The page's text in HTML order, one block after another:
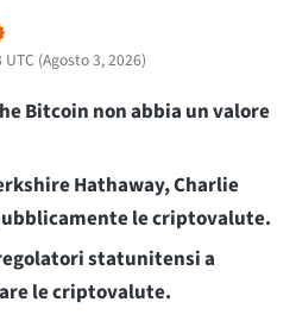
(Agosto 3, 2026)
Bitcoin non abbia un valore
Hathaway, Charlie
le criptovalute.
statunitensi a
le criptovalute.